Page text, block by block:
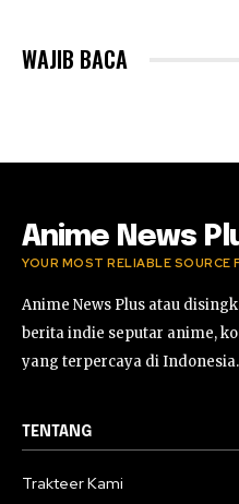
WAJIB BACA
Anime News
YOUR MOST RELIABLE SOURCE
Anime News Plus atau
berita indie seputar anime,
yang terpercaya di Indonesia.
TENTANG
Trakteer Kami